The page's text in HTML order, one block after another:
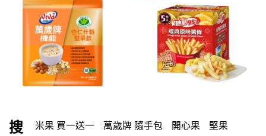
搜 米果 買一送一 萬歲牌 隨手包 開心果 堅果